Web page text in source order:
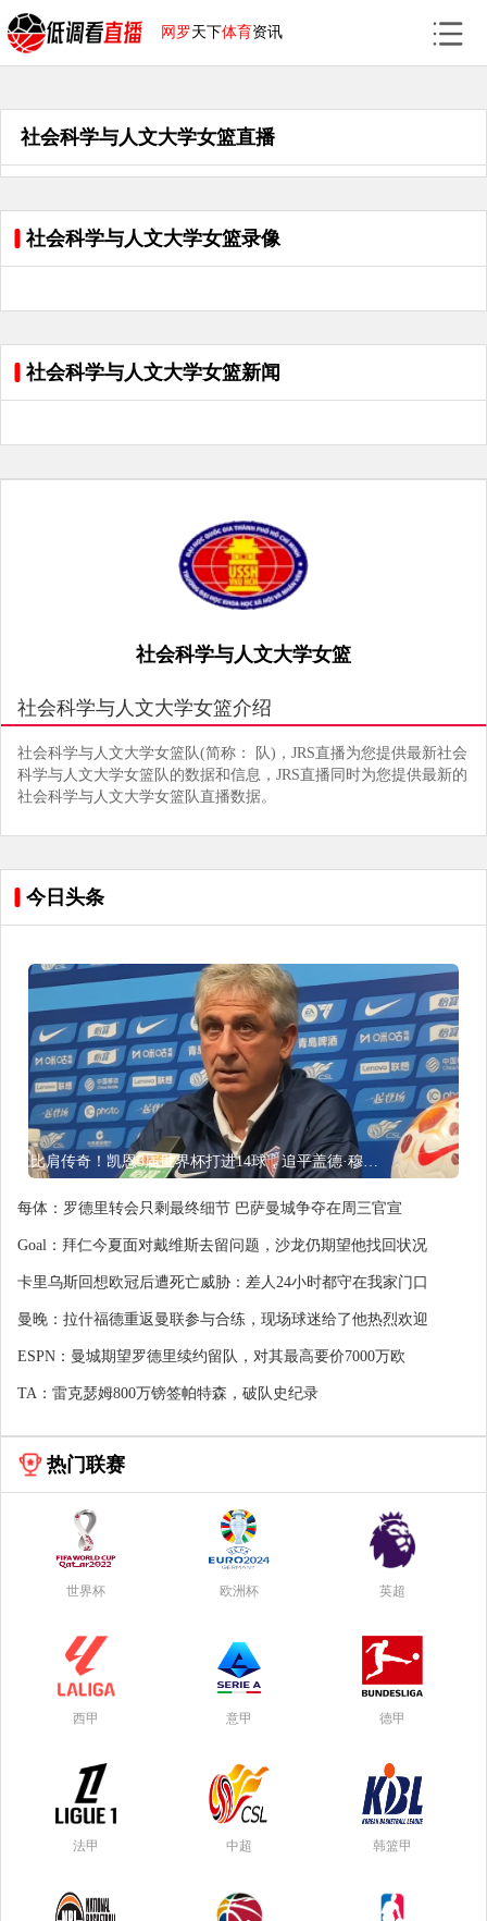
网罗天下体育资讯
社会科学与人文大学女篮直播
社会科学与人文大学女篮录像
社会科学与人文大学女篮新闻
社会科学与人文大学女篮
社会科学与人文大学女篮介绍
社会科学与人文大学女篮队(简称： 队)，JRS直播为您提供最新社会
科学与人文大学女篮队的数据和信息，JRS直播同时为您提供最新的
社会科学与人文大学女篮队直播数据。
今日头条
比肩传奇！凯恩3届世界杯打进14球，追平盖德·穆勒并排前史第5
每体：罗德里转会只剩最终细节 巴萨曼城争夺在周三官宣
Goal：拜仁今夏面对戴维斯去留问题，沙龙仍期望他找回状况
卡里乌斯回想欧冠后遭死亡威胁：差人24小时都守在我家门口
曼晚：拉什福德重返曼联参与合练，现场球迷给了他热烈欢迎
ESPN：曼城期望罗德里续约留队，对其最高要价7000万欧
TA：雷克瑟姆800万镑签帕特森，破队史纪录
热门联赛
世界杯 欧洲杯 英超
西甲 意甲 德甲
法甲 中超 韩篮甲